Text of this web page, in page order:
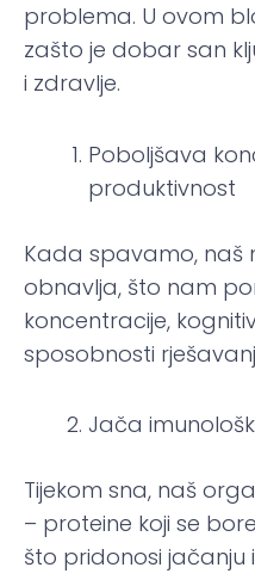
problema. U ovom
zašto je dobar san
i zdravlje.
Poboljšava
produktivnost
Kada spavamo, naš
obnavlja, što nam
koncentracije,
sposobnosti
Jača
Tijekom sna, naš
– proteine koji se
što pridonosi jačanju